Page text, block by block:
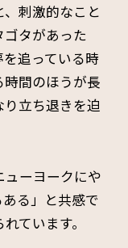
刺激的なこと
タがあった
追っている時
間のほうが長
立ち退きを迫
ューヨークにや
る」と共感で
ています。